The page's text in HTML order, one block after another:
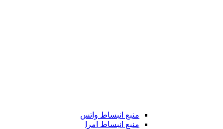
منبع انبساط واتس
منبع انبساط امرا